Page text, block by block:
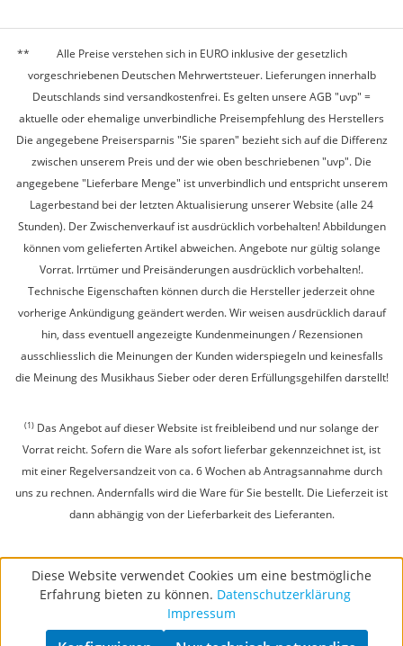
Alle Preise verstehen sich in EURO inklusive der gesetzlich
vorgeschriebenen Deutschen Mehrwertsteuer. Lieferungen innerhalb
Deutschlands sind versandkostenfrei. Es gelten unsere AGB "uvp" =
aktuelle oder ehemalige unverbindliche Preisempfehlung des Herstellers
Die angegebene Preisersparnis "Sie sparen" bezieht sich auf die Differenz
zwischen unserem Preis und der wie oben beschriebenen "uvp". Die
angegebene "Lieferbare Menge" ist unverbindlich und entspricht unserem
Lagerbestand bei der letzten Aktualisierung unserer Website (alle 24
Stunden). Der Zwischenverkauf ist ausdrücklich vorbehalten! Abbildungen
können vom gelieferten Artikel abweichen. Angebote nur gültig solange
Vorrat. Irrtümer und Preisänderungen ausdrücklich vorbehalten!.
Technische Eigenschaften können durch die Hersteller jederzeit ohne
vorherige Ankündigung geändert werden. Wir weisen ausdrücklich darauf
hin, dass eventuell angezeigte Kundenmeinungen / Rezensionen
ausschliesslich die Meinungen der Kunden widerspiegeln und keinesfalls
die Meinung des Musikhaus Sieber oder deren Erfüllungsgehilfen darstellt!
(1) Das Angebot auf dieser Website ist freibleibend und nur solange der
Vorrat reicht. Sofern die Ware als sofort lieferbar gekennzeichnet ist, ist
mit einer Regelversandzeit von ca. 6 Wochen ab Antragsannahme durch
uns zu rechnen. Andernfalls wird die Ware für Sie bestellt. Die Lieferzeit ist
dann abhängig von der Lieferbarkeit des Lieferanten.
Diese Website verwendet Cookies um eine bestmögliche
Erfahrung bieten zu können. Datenschutzerklärung
Impressum